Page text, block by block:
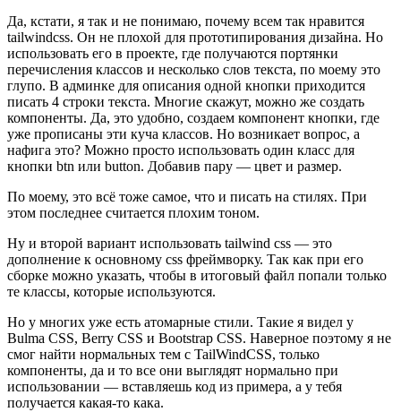
Да, кстати, я так и не понимаю, почему всем так нравится
tailwindcss. Он не плохой для прототипирования дизайна. Но
использовать его в проекте, где получаются портянки
перечисления классов и несколько слов текста, по моему это
глупо. В админке для описания одной кнопки приходится
писать 4 строки текста. Многие скажут, можно же создать
компоненты. Да, это удобно, создаем компонент кнопки, где
уже прописаны эти куча классов. Но возникает вопрос, а
нафига это? Можно просто использовать один класс для
кнопки btn или button. Добавив пару — цвет и размер.
По моему, это всё тоже самое, что и писать на стилях. При
этом последнее считается плохим тоном.
Ну и второй вариант использовать tailwind css — это
дополнение к основному css фреймворку. Так как при его
сборке можно указать, чтобы в итоговый файл попали только
те классы, которые используются.
Но у многих уже есть атомарные стили. Такие я видел у
Bulma CSS, Berry CSS и Bootstrap CSS. Наверное поэтому я не
смог найти нормальных тем с TailWindCSS, только
компоненты, да и то все они выглядят нормально при
использовании — вставляешь код из примера, а у тебя
получается какая-то кака.